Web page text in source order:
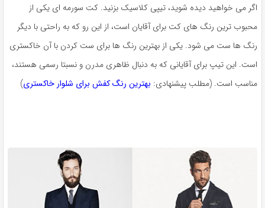
اگر می خواهید دیده شوید، تیپی کلاسیک بزنید. کت سورمه ای یکی از
محبوب ترین رنگ های کت برای آقایان است، از این رو که به راحتی با دیگر
رنگ ها ست می شود. یکی از بهترین رنگ ها برای ست کردن با آن خاکستری
است. این تیپ برای آقایانی که به دنبال ظاهری مدرن و نسبتا رسمی هستند،
مناسب است. (مطلب پیشنهادی: بهترین رنگ کفش برای شلوار خاکستری)